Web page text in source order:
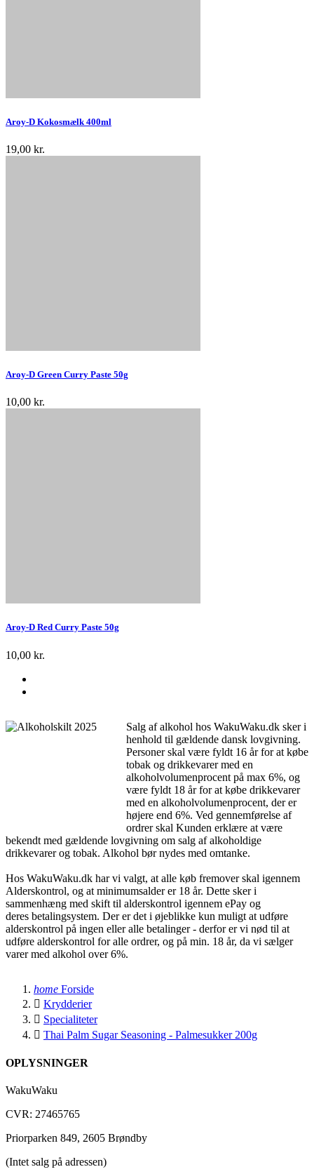
Aroy-D Kokosmælk 400ml
19,00 kr.
Aroy-D Green Curry Paste 50g
10,00 kr.
Aroy-D Red Curry Paste 50g
10,00 kr.
Salg af alkohol hos WakuWaku.dk sker i
henhold til gældende dansk lovgivning.
Personer skal være fyldt 16 år for at købe
tobak og drikkevarer med en
alkoholvolumenprocent på max 6%, og
være fyldt 18 år for at købe drikkevarer
med en alkoholvolumenprocent, der er
højere end 6%. Ved gennemførelse af
ordrer skal Kunden erklære at være
bekendt med gældende lovgivning om salg af alkoholdige
drikkevarer og tobak. Alkohol bør nydes med omtanke.
Hos WakuWaku.dk har vi valgt, at alle køb fremover skal igennem
Alderskontrol, og at minimumsalder er 18 år. Dette sker i
sammenhæng med skift til alderskontrol igennem ePay og
deres betalingsystem. Der er det i øjeblikke kun muligt at udføre
alderskontrol på ingen eller alle betalinger - derfor er vi nød til at
udføre alderskontrol for alle ordrer, og på min. 18 år, da vi sælger
varer med alkohol over 6%.
home Forside
 Krydderier
 Specialiteter
 Thai Palm Sugar Seasoning - Palmesukker 200g
OPLYSNINGER
WakuWaku
CVR: 27465765
Priorparken 849, 2605 Brøndby
(Intet salg på adressen)